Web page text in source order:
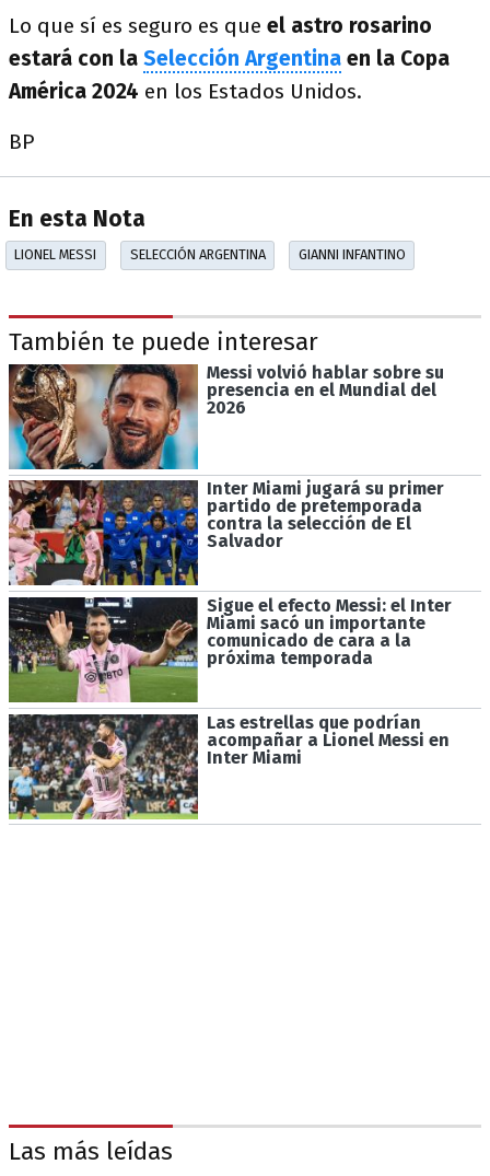
Lo que sí es seguro es que el astro rosarino
estará con la Selección Argentina en la Copa
América 2024 en los Estados Unidos.
BP
En esta Nota
LIONEL MESSI SELECCIÓN ARGENTINA GIANNI INFANTINO
También te puede interesar
Messi volvió hablar sobre su
presencia en el Mundial del
2026
Inter Miami jugará su primer
partido de pretemporada
contra la selección de El
Salvador
Sigue el efecto Messi: el Inter
Miami sacó un importante
comunicado de cara a la
próxima temporada
Las estrellas que podrían
acompañar a Lionel Messi en
Inter Miami
Las más leídas